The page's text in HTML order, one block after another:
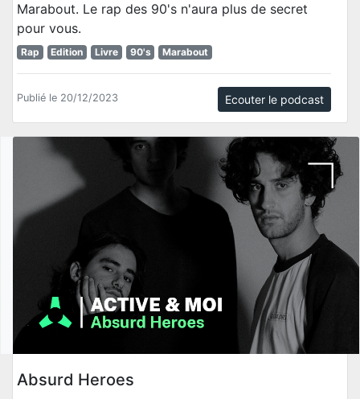
Marabout. Le rap des 90's n'aura plus de secret
pour vous.
Rap Edition Livre 90's Marabout
Publié le 20/12/2023 Ecouter le podcast
Absurd Heroes